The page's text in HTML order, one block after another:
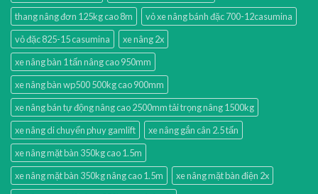
thang nâng đơn 125kg cao 8m
vỏ xe nâng bánh đặc 700-12casumina
vỏ đặc 825-15 casumina
xe nâng 2x
xe nâng bàn 1 tấn nâng cao 950mm
xe nâng bàn wp500 500kg cao 900mm
xe nâng bán tự động nâng cao 2500mm tải trọng nâng 1500kg
xe nâng di chuyển phuy gamlift
xe nâng gắn cân 2.5 tấn
xe nâng mặt bàn 350kg cao 1.5m
xe nâng mặt bàn 350kg nâng cao 1.5m
xe nâng mặt bàn điện 2x